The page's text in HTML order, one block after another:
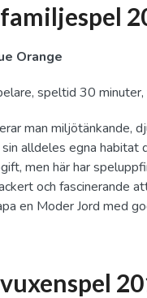
Orange
speltid 30 minuter,
man miljötänkande,
alldeles egna habitat
men här har
och fascinerande
en Moder Jord med